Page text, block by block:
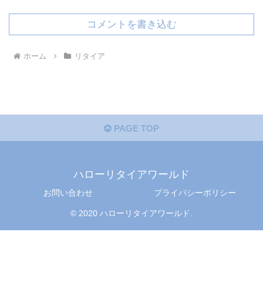
コメントを書き込む
ホーム リタイア
PAGE TOP
ハローリタイアワールド
お問い合わせ プライバシーポリシー
© 2020 ハローリタイアワールド.